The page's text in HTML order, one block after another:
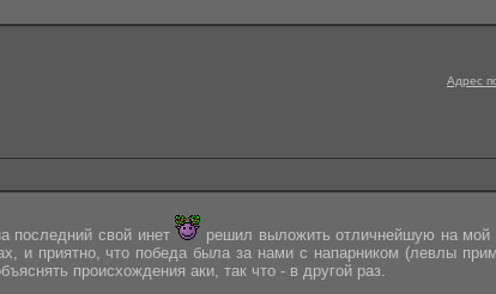
Адрес
последний свой инет
решил выложить отличнейшую на мой
и приятно, что победа была за нами с напарником (левлы
происхождения аки, так что - в другой раз.